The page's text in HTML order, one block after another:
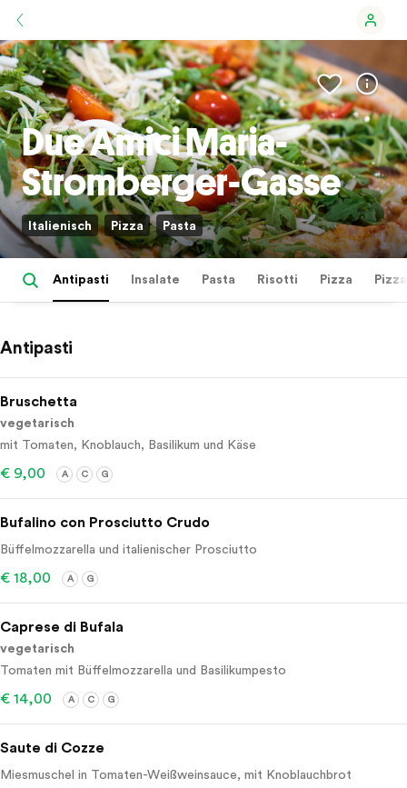
Due Amici Maria-
Stromberger-Gasse
Italienisch Pizza Pasta
Antipasti Insalate Pasta Risotti Pizza
Antipasti
Bruschetta
vegetarisch
mit Tomaten, Knoblauch, Basilikum und Käse
€ 9,00 A C G
Bufalino con Prosciutto Crudo
Büffelmozzarella und italienischer Prosciutto
€ 18,00 A G
Caprese di Bufala
vegetarisch
Tomaten mit Büffelmozzarella und Basilikumpesto
€ 14,00 A C G
Saute di Cozze
Miesmuschel in Tomaten-Weißweinsauce, mit Knoblauchbrot